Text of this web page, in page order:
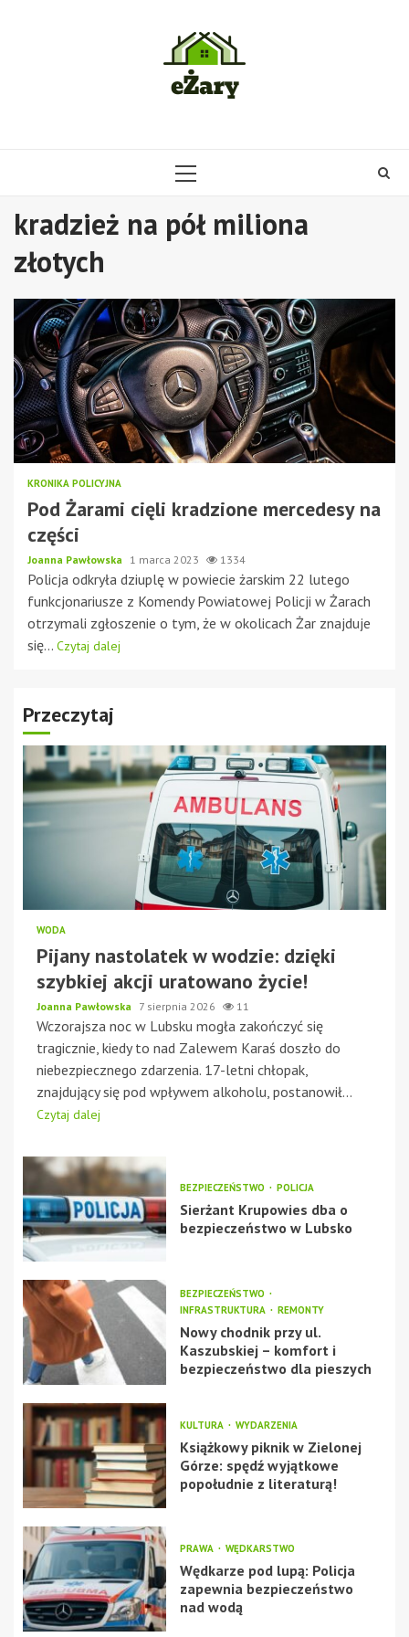
PRIMARY
kradzież na pół miliona
złotych
KRONIKA POLICYJNA
Pod Żarami cięli kradzione mercedesy na
części
Joanna Pawłowska 1 marca 2023 1334
Policja odkryła dziuplę w powiecie żarskim 22 lutego
funkcjonariusze z Komendy Powiatowej Policji w Żarach
otrzymali zgłoszenie o tym, że w okolicach Żar znajduje
się... Czytaj dalej
Przeczytaj
WODA
Pijany nastolatek w wodzie: dzięki
szybkiej akcji uratowano życie!
Joanna Pawłowska 7 sierpnia 2026 11
Wczorajsza noc w Lubsku mogła zakończyć się
tragicznie, kiedy to nad Zalewem Karaś doszło do
niebezpiecznego zdarzenia. 17-letni chłopak,
znajdujący się pod wpływem alkoholu, postanowił...
Czytaj dalej
BEZPIECZEŃSTWO POLICJA
Sierżant Krupowies dba o
bezpieczeństwo w Lubsko
BEZPIECZEŃSTWO
INFRASTRUKTURA
REMONTY
Nowy chodnik przy ul.
Kaszubskiej – komfort i
bezpieczeństwo dla pieszych
KULTURA WYDARZENIA
Książkowy piknik w Zielonej
Górze: spędź wyjątkowe
popołudnie z literaturą!
PRAWA WĘDKARSTWO
Wędkarze pod lupą: Policja
zapewnia bezpieczeństwo
nad wodą